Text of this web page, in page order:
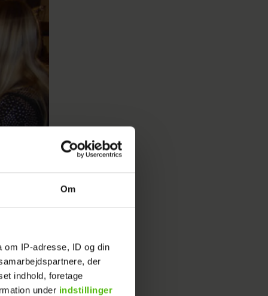
Om
IP-adresse, ID og din
der
indhold, foretage
under indstillinger